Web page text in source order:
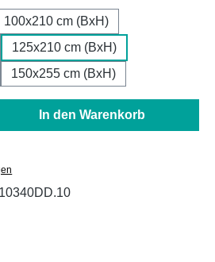
100x210 cm (BxH)
125x210 cm (BxH)
150x255 cm (BxH)
Gib den gewünschten
In den Warenkorb